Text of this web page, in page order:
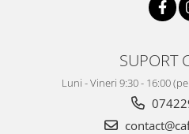
SUPORT
Luni - Vineri 9:30 - 16:00